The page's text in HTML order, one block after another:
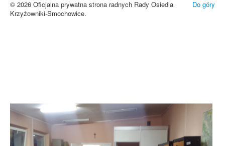
Do góry
© 2026 Oficjalna prywatna strona radnych Rady Osiedla
Krzyżowniki-Smochowice.